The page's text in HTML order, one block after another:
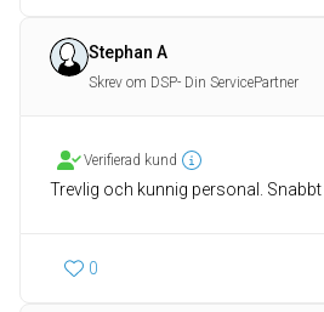
Stephan A
Skrev om DSP- Din ServicePartner
Verifierad kund
Trevlig och kunnig personal. Snabbt
0